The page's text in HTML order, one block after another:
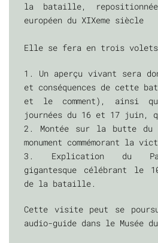
la bataille,
européen du XIXeme siècle
Elle se fera en trois
1. Un aperçu vivant sera
et conséquences de cette
et le comment), ainsi
journées du 16 et 17 juin,
2. Montée sur la butte du
monument commémorant la
3. Explication du
gigantesque célébrant le
de la bataille.
Cette visite peut se
audio-guide dans le Musée